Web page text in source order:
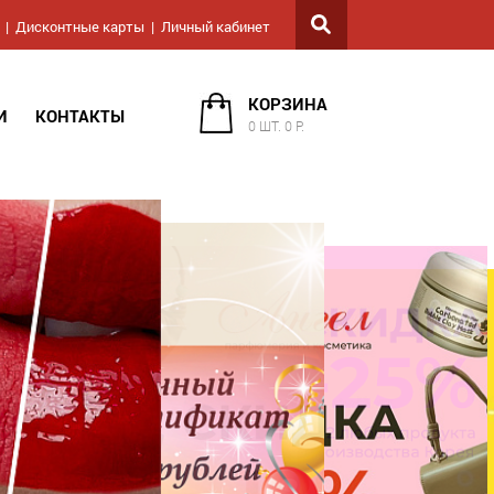
Дисконтные карты Личный кабинет
КОНТАКТЫ
КОРЗИНА
0 ШТ. 0 Р.